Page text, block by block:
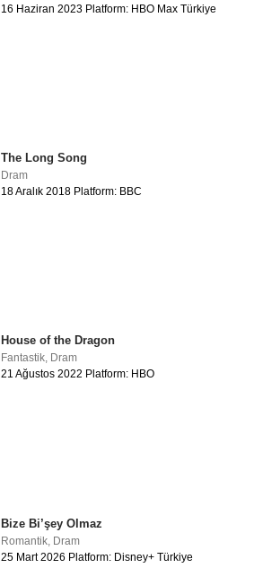
16 Haziran 2023 Platform: HBO Max Türkiye
The Long Song
Dram
18 Aralık 2018 Platform: BBC
House of the Dragon
Fantastik, Dram
21 Ağustos 2022 Platform: HBO
Bize Bi’şey Olmaz
Romantik Dram
25 Mart 2026 Platform: Disney+ Türkiye